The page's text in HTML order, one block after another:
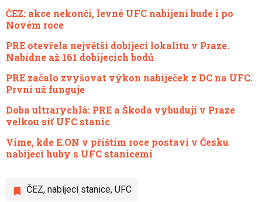
ČEZ, nabíjecí stanice, UFC
ČEZ: akce nekončí, levné UFC nabíjení bude i po
Novém roce
PRE otevřela největší dobíjecí lokalitu v Praze.
Nabídne až 161 dobíjecích bodů
PRE začalo zvyšovat výkon nabíječek z DC na UFC.
První už funguje
Doba ultrarychlá: PRE a Škoda vybudují v Praze
velkou síť UFC stanic
Víme, kde E.ON v příštím roce postaví v Česku
nabíjecí huby s UFC stanicemi